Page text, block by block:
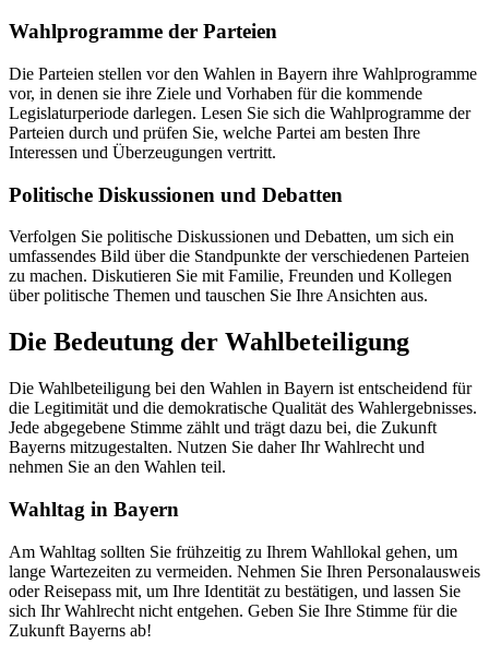
Wahlprogramme der Parteien
Die Parteien stellen vor den Wahlen in Bayern ihre Wahlprogramme
vor, in denen sie ihre Ziele und Vorhaben für die kommende
Legislaturperiode darlegen. Lesen Sie sich die Wahlprogramme der
Parteien durch und prüfen Sie, welche Partei am besten Ihre
Interessen und Überzeugungen vertritt.
Politische Diskussionen und Debatten
Verfolgen Sie politische Diskussionen und Debatten, um sich ein
umfassendes Bild über die Standpunkte der verschiedenen Parteien
zu machen. Diskutieren Sie mit Familie, Freunden und Kollegen
über politische Themen und tauschen Sie Ihre Ansichten aus.
Die Bedeutung der Wahlbeteiligung
Die Wahlbeteiligung bei den Wahlen in Bayern ist entscheidend für
die Legitimität und die demokratische Qualität des Wahlergebnisses.
Jede abgegebene Stimme zählt und trägt dazu bei, die Zukunft
Bayerns mitzugestalten. Nutzen Sie daher Ihr Wahlrecht und
nehmen Sie an den Wahlen teil.
Wahltag in Bayern
Am Wahltag sollten Sie frühzeitig zu Ihrem Wahllokal gehen, um
lange Wartezeiten zu vermeiden. Nehmen Sie Ihren Personalausweis
oder Reisepass mit, um Ihre Identität zu bestätigen, und lassen Sie
sich Ihr Wahlrecht nicht entgehen. Geben Sie Ihre Stimme für die
Zukunft Bayerns ab!